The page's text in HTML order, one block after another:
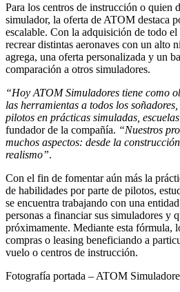
Para los centros de instrucción o quien
simulador, la oferta de ATOM destaca
escalable. Con la adquisición de todo
recrear distintas aeronaves con un alto
agrega, una oferta personalizada y un
comparación a otros simuladores.
“Hoy ATOM Simuladores tiene como
las herramientas a todos los
pilotos en prácticas simuladas,
fundador de la compañía. “Nuestros
muchos aspectos: desde la
realismo”.
Con el fin de fomentar aún más la
de habilidades por parte de pilotos,
se encuentra trabajando con una
personas a financiar sus simuladores y
próximamente. Mediante esta fórmula,
compras o leasing beneficiando a
vuelo o centros de instrucción.
Fotografía portada – ATOM